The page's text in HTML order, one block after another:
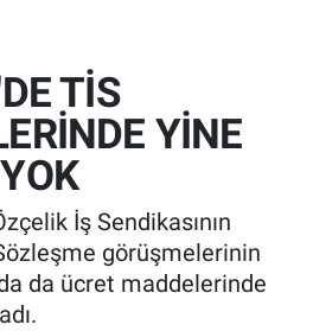
TİS
YİNE
İş Sendikasının
görüşmelerinin
da ücret maddelerinde